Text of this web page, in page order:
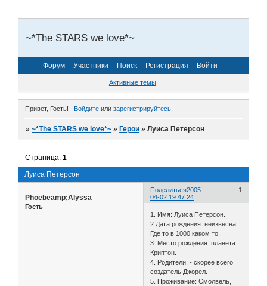
~*The STARS we love*~
Форум Участники Поиск Регистрация Войти
Активные темы
Привет, Гость! Войдитеили зарегистрируйтесь.
»~*The STARS we love*~ »Герои »Луиса Петерсон
Луиса Петерсон
Страница:1
Поделиться 1
2005-
04-02 19:47:24
Phoebeamp;Alyssa
Гость
1. Имя: Луиса Петерсон.
2.Дата рождения: неизвесна.
Где то в 1000 каком то.
3. Место рождения: планета
Криптон.
4. Родители: - скорее всего
создатель Джорел.
5. Проживание: Смолвель,